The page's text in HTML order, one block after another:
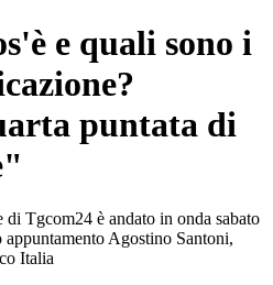
e quali sono i
puntata di
Tgcom24 è andato in onda sabato
Agostino Santoni,
Italia